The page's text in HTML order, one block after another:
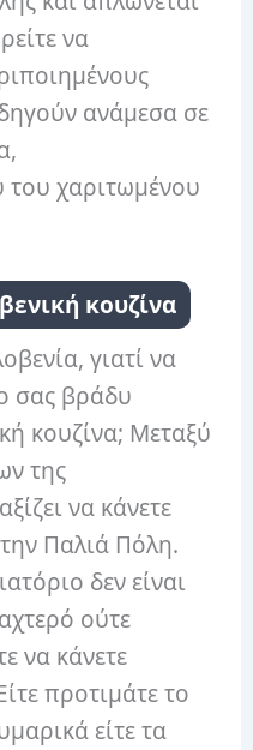
να
ανάμεσα σε
χαριτωμένου
κουζίνα
γιατί να
σας βράδυ
κουζίνα; Μεταξύ
της
να κάνετε
Παλιά Πόλη.
δεν είναι
ούτε
να κάνετε
προτιμάτε το
είτε τα